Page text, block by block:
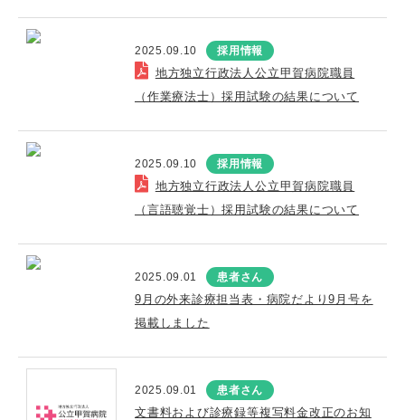
2025.09.10 採用情報
地方独立行政法人公立甲賀病院職員
（作業療法士）採用試験の結果について
2025.09.10 採用情報
地方独立行政法人公立甲賀病院職員
（言語聴覚士）採用試験の結果について
2025.09.01 患者さん
9月の外来診療担当表・病院だより9月号を
掲載しました
2025.09.01 患者さん
文書料および診療録等複写料金改正のお知